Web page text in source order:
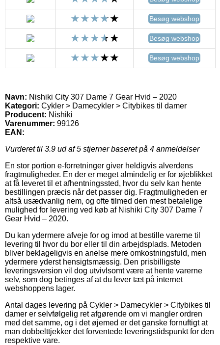
Besøg webshop
Besøg webshop
Besøg webshop
Navn: Nishiki City 307 Dame 7 Gear Hvid – 2020
Kategori: Cykler > Damecykler > Citybikes til damer
Producent: Nishiki
Varenummer: 99126
EAN:
Vurderet til 3.9 ud af 5 stjerner baseret på 4 anmeldelser
En stor portion e-forretninger giver heldigvis alverdens
fragtmuligheder. En der er meget almindelig er for øjeblikket
at få leveret til et afhentningssted, hvor du selv kan hente
bestillingen præcis når det passer dig. Fragtmuligheden er
altså usædvanlig nem, og ofte tilmed den mest betalelige
mulighed for levering ved køb af Nishiki City 307 Dame 7
Gear Hvid – 2020.
Du kan ydermere afveje for og imod at bestille varerne til
levering til hvor du bor eller til din arbejdsplads. Metoden
bliver beklageligvis en anelse mere omkostningsfuld, men
ydermere yderst hensigtsmæssig. Den prisbilligste
leveringsversion vil dog utvivlsomt være at hente varerne
selv, som dog betinges af at du lever tæt på internet
webshoppens lager.
Antal dages levering på Cykler > Damecykler > Citybikes til
damer er selvfølgelig ret afgørende om vi mangler ordren
med det samme, og i det øjemed er det ganske fornuftigt at
man dobbelttjekker det forventede leveringstidspunkt for den
respektive vare.